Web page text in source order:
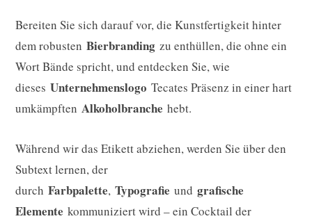
Bereiten Sie sich darauf vor, die Kunstfertigkeit hinter
dem robusten Bierbranding zu enthüllen, die ohne ein
Wort Bände spricht, und entdecken Sie, wie
dieses Unternehmenslogo Tecates Präsenz in einer hart
umkämpften Alkoholbranche hebt.
Während wir das Etikett abziehen, werden Sie über den
Subtext lernen, der
durch Farbpalette, Typografie und grafische
Elemente kommuniziert wird – ein Cocktail der